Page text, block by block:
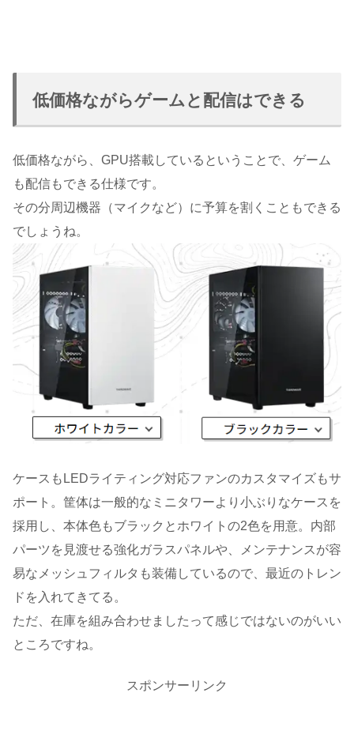
低価格ながらゲームと配信はできる
低価格ながら、GPU搭載しているということで、ゲーム
も配信もできる仕様です。
その分周辺機器（マイクなど）に予算を割くこともできる
でしょうね。
ケースもLEDライティング対応ファンのカスタマイズもサ
ポート。筐体は一般的なミニタワーより小ぶりなケースを
採用し、本体色もブラックとホワイトの2色を用意。内部
パーツを見渡せる強化ガラスパネルや、メンテナンスが容
易なメッシュフィルタも装備しているので、最近のトレン
ドを入れてきてる。
ただ、在庫を組み合わせましたって感じではないのがいい
ところですね。
スポンサーリンク